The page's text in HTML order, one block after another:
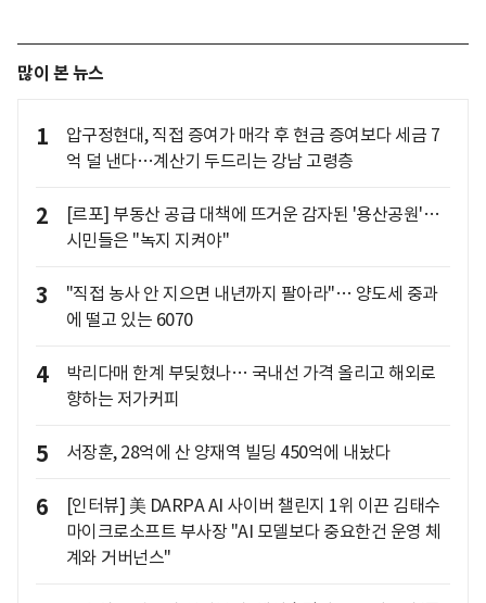
많이 본 뉴스
1
압구정현대, 직접 증여가 매각 후 현금 증여보다 세금 7
억 덜 낸다…계산기 두드리는 강남 고령층
2
[르포] 부동산 공급 대책에 뜨거운 감자된 '용산공원'…
시민들은 "녹지 지켜야"
3
"직접 농사 안 지으면 내년까지 팔아라"… 양도세 중과
에 떨고 있는 6070
4
박리다매 한계 부딪혔나… 국내선 가격 올리고 해외로
향하는 저가커피
5 서장훈, 28억에 산 양재역 빌딩 450억에 내놨다
6
[인터뷰] 美 DARPA AI 사이버 챌린지 1위 이끈 김태수
마이크로소프트 부사장 "AI 모델보다 중요한건 운영 체
계와 거버넌스"